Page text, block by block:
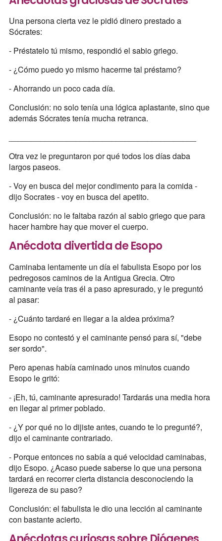
Una persona cierta vez le pidió dinero prestado a
Sócrates:
- Préstatelo tú mismo, respondió el sabio griego.
- ¿Cómo puedo yo mismo hacerme tal préstamo?
- Ahorrando un poco cada día.
Conclusión: no solo tenía una lógica aplastante, sino que
además Sócrates tenía mucha retranca.
Otra vez le preguntaron por qué todos los días daba
largos paseos.
- Voy en busca del mejor condimento para la comida -
dijo Socrates - voy en busca del apetito.
Conclusión: no le faltaba razón al sabio griego que para
hacer hambre hay que mover el cuerpo.
Anécdota divertida de Esopo
Caminaba lentamente un día el fabulista Esopo por los
pedregosos caminos de la Antigua Grecia. Otro
caminante veía tras él a paso apresurado, y le preguntó
al pasar:
- ¿Cuánto tardaré en llegar a la aldea próxima?
Esopo no contestó y el caminante pensó para sí, "debe
ser sordo".
Pero apenas había caminado unos minutos cuando
Esopo le gritó:
- ¡Eh, tú, caminante apresurado! Tardarás una media hora
en llegar al primer poblado.
- ¿Y por qué no lo dijiste antes, cuando te lo pregunté?,
dijo el caminante contrariado.
- Porque entonces no sabía a qué velocidad caminabas,
dijo Esopo. ¿Acaso puede saberse lo que una persona
tardará en recorrer cierta distancia desconociendo la
ligereza de su paso?
Conclusión: el fabulista le dio una lección al caminante
con bastante acierto.